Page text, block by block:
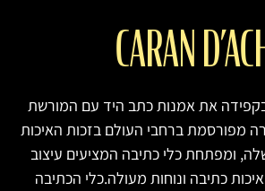
CARAN
את אמנות כתב היד עם המורשת
מפורסמת ברחבי העולם בזכות האיכות
ומפתחת כלי כתיבה המציעים עיצוב
כתיבה ונוחות מעולה.כלי הכתיבה